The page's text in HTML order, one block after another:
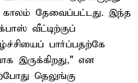
தேவைப்பட்டது. இந்த
வீட்டிற்குப்
பார்ப்பதற்கே
இருக்கிறது," என
தெலுங்கு